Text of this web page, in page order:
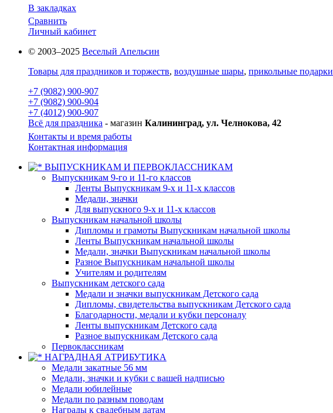
В закладках
Сравнить
Личный кабинет
© 2003–2025 Веселый Апельсин
Товары для праздников и торжеств, воздушные шары, прикольные подарки
+7 (9082) 900-907
+7 (9082) 900-904
+7 (4012) 900-907
Всё для праздника - магазин Калининград, ул. Челнокова, 42
Контакты и время работы
Контактная информация
ВЫПУСКНИКАМ И ПЕРВОКЛАССНИКАМ
Выпускникам 9-го и 11-го классов
Ленты Выпускникам 9-х и 11-х классов
Медали, значки
Для выпускного 9-х и 11-х классов
Выпускникам начальной школы
Дипломы и грамоты Выпускникам начальной школы
Ленты Выпускникам начальной школы
Медали, значки Выпускникам начальной школы
Разное Выпускникам начальной школы
Учителям и родителям
Выпускникам детского сада
Медали и значки выпускникам Детского сада
Дипломы, свидетельства выпускникам Детского сада
Благодарности, медали и кубки персоналу
Ленты выпускникам Детского сада
Разное выпускникам Детского сада
Первоклассникам
НАГРАДНАЯ АТРИБУТИКА
Медали закатные 56 мм
Медали, значки и кубки с вашей надписью
Медали юбилейные
Медали по разным поводам
Награды к свадебным датам